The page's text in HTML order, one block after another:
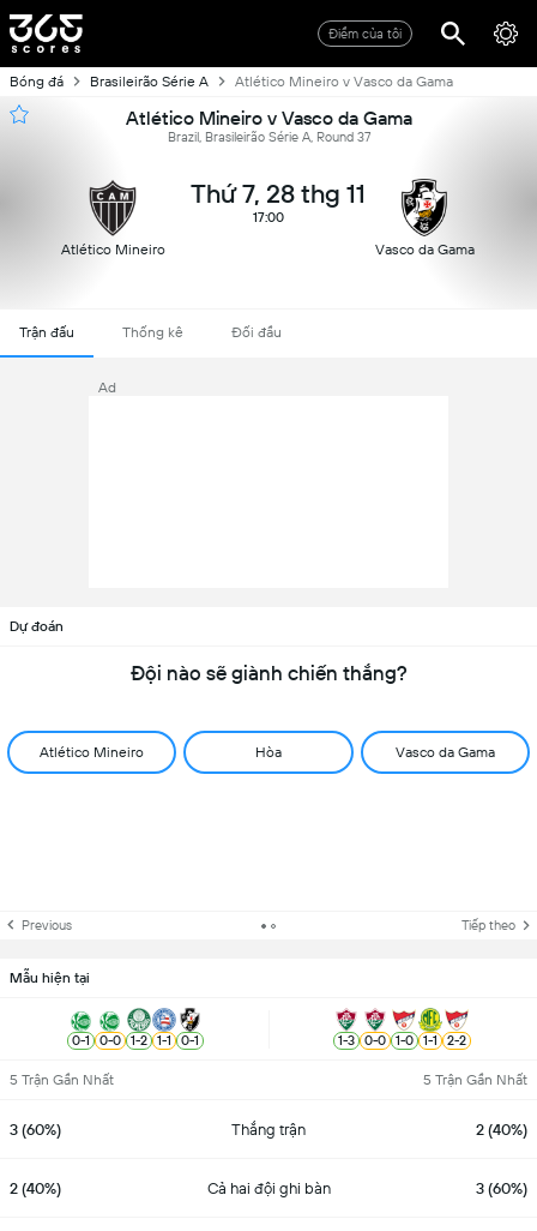
Điểm của tôi
Bóng đá Brasileirão Série A Atlético Mineiro v Vasco da Gama
Atlético Mineiro v Vasco da Gama
Brazil, Brasileirão Série A, Round 37
Atlético Mineiro
Thứ 7, 28 thg 11
17:00
Vasco da Gama
Trận đấu Thống kê Đối đầu
Ad
Dự đoán
Đội nào sẽ giành chiến thắng?
Atlético Mineiro Hòa Vasco da Gama
Previous Tiếp theo
Mẫu hiện tại
0-1 0-0 1-2 1-1 0-1 1-3 0-0 1-0 1-1 2-2
5 Trận Gần Nhất 5 Trận Gần Nhất
3 (60%) Thắng trận 2 (40%)
2 (40%) Cả hai đội ghi bàn 3 (60%)